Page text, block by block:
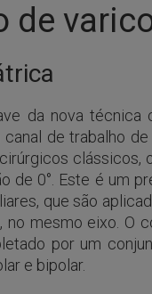
da nova técnica
de trabalho
clássicos,
de 0°. Este é um
que são
no mesmo eixo. O
por um
e bipolar.